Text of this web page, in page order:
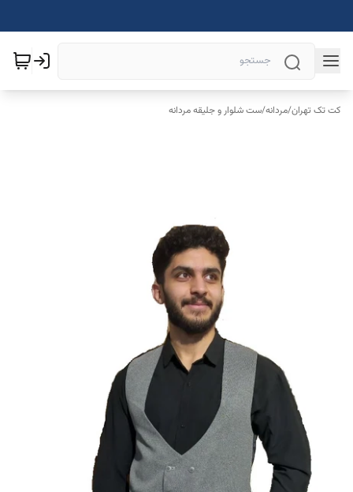
کت تک تهران/مردانه/ست شلوار و جلیقه مردانه